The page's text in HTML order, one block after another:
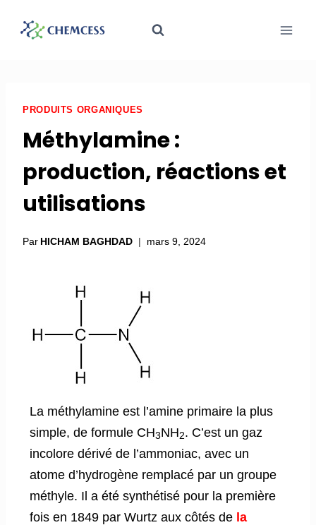
PRODUITS ORGANIQUES
Méthylamine :
production, réactions et
utilisations
Par HICHAM BAGHDAD mars 9, 2024
La méthylamine est l’amine primaire la plus
simple, de formule CH3NH2. C’est un gaz
incolore dérivé de l’ammoniac, avec un
atome d’hydrogène remplacé par un groupe
méthyle. Il a été synthétisé pour la première
fois en 1849 par Wurtz aux côtés de la